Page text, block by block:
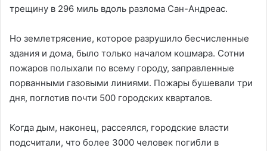
трещину в 296 миль вдоль разлома Сан-Андреас.
Но землетрясение, которое разрушило бесчисленные
здания и дома, было только началом кошмара. Сотни
пожаров полыхали по всему городу, заправленные
порванными газовыми линиями. Пожары бушевали три
дня, поглотив почти 500 городских кварталов.
Когда дым, наконец, рассеялся, городские власти
подсчитали, что более 3000 человек погибли в